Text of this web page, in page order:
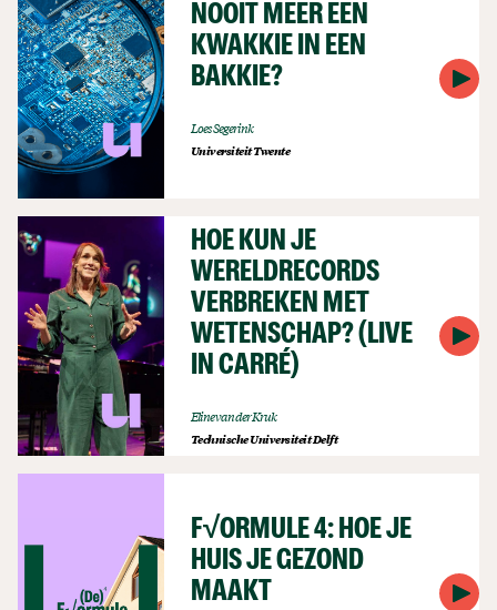
NOOIT MEER EEN
KWAKKIE IN EEN
BAKKIE?
Loes Segerink
Universiteit Twente
HOE KUN JE
WERELDRECORDS
VERBREKEN MET
WETENSCHAP? (LIVE
IN CARRÉ)
Eline van der Kruk
Technische Universiteit Delft
F√ORMULE 4: HOE JE
HUIS JE GEZOND
MAAKT